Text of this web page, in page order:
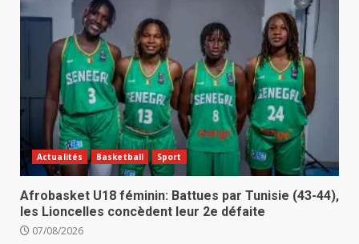
Actualités Basketball Sport
Afrobasket U18 féminin: Battues par Tunisie (43-44),
les Lioncelles concèdent leur 2e défaite
07/08/2026